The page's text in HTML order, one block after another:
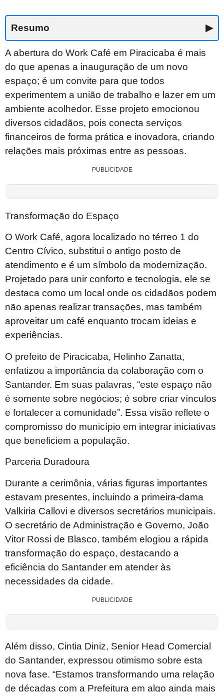
Resumo ▶
A abertura do Work Café em Piracicaba é mais
do que apenas a inauguração de um novo
espaço; é um convite para que todos
experimentem a união de trabalho e lazer em um
ambiente acolhedor. Esse projeto emocionou
diversos cidadãos, pois conecta serviços
financeiros de forma prática e inovadora, criando
relações mais próximas entre as pessoas.
PUBLICIDADE
Transformação do Espaço
O Work Café, agora localizado no térreo 1 do
Centro Cívico, substitui o antigo posto de
atendimento e é um símbolo da modernização.
Projetado para unir conforto e tecnologia, ele se
destaca como um local onde os cidadãos podem
não apenas realizar transações, mas também
aproveitar um café enquanto trocam ideias e
experiências.
O prefeito de Piracicaba, Helinho Zanatta,
enfatizou a importância da colaboração com o
Santander. Em suas palavras, “este espaço não
é somente sobre negócios; é sobre criar vínculos
e fortalecer a comunidade”. Essa visão reflete o
compromisso do município em integrar iniciativas
que beneficiem a população.
Parceria Duradoura
Durante a cerimônia, várias figuras importantes
estavam presentes, incluindo a primeira-dama
Valkiria Callovi e diversos secretários municipais.
O secretário de Administração e Governo, João
Vitor Rossi de Blasco, também elogiou a rápida
transformação do espaço, destacando a
eficiência do Santander em atender às
necessidades da cidade.
PUBLICIDADE
Além disso, Cintia Diniz, Senior Head Comercial
do Santander, expressou otimismo sobre esta
nova fase. “Estamos transformando uma relação
de décadas com a Prefeitura em algo ainda mais